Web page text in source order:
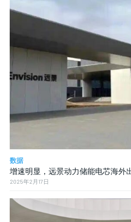
数据
增速明显，远景动力储能电芯海外
2025年2月17日